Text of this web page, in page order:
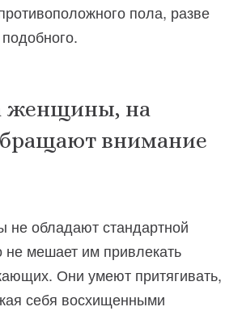
пола, разве
женщины, на
внимание
не обладают стандартной
не мешает им привлекать
Они умеют притягивать,
себя восхищенными